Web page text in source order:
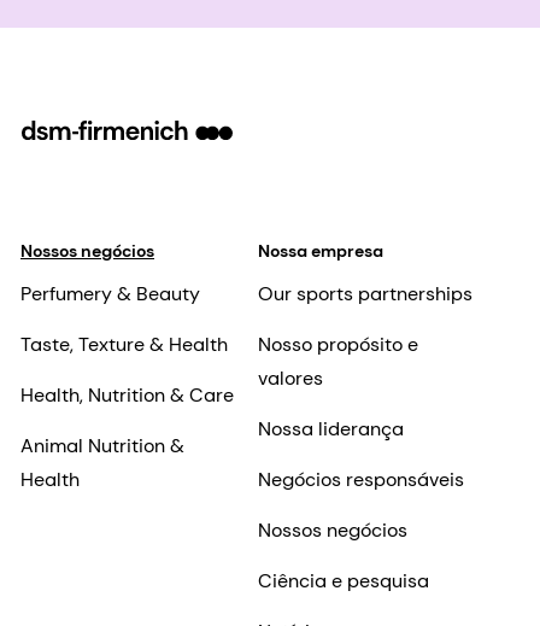
Nossos negócios
Perfumery & Beauty
Taste, Texture & Health
Health, Nutrition & Care
Animal Nutrition &
Health
Nossa empresa
Our sports partnerships
Nosso propósito e
valores
Nossa liderança
Negócios responsáveis
Nossos negócios
Ciência e pesquisa